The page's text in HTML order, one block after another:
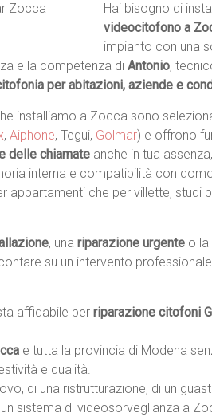
Hai bisogno di
videocitofono a
impianto con una
e la competenza di Antonio,
per abitazioni, aziende e
installiamo a Zocca sono
, Aiphone, Tegui, Golmar) e offrono
delle chiamate anche in tua assenza,
interna e compatibilità con
appartamenti che per villette, studi
, una riparazione urgente o la
su un intervento
affidabile per riparazione citofoni
e tutta la provincia di Modena
e qualità.
di una ristrutturazione, di un
sistema di videosorveglianza a